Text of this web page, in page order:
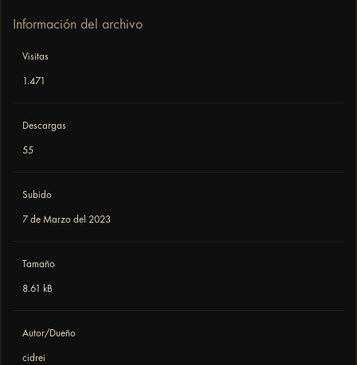
Información del archivo
Visitas
1.471
Descargas
55
Subido
7 de Marzo del 2023
Tamaño
8.61 kB
Autor/Dueño
cidrei